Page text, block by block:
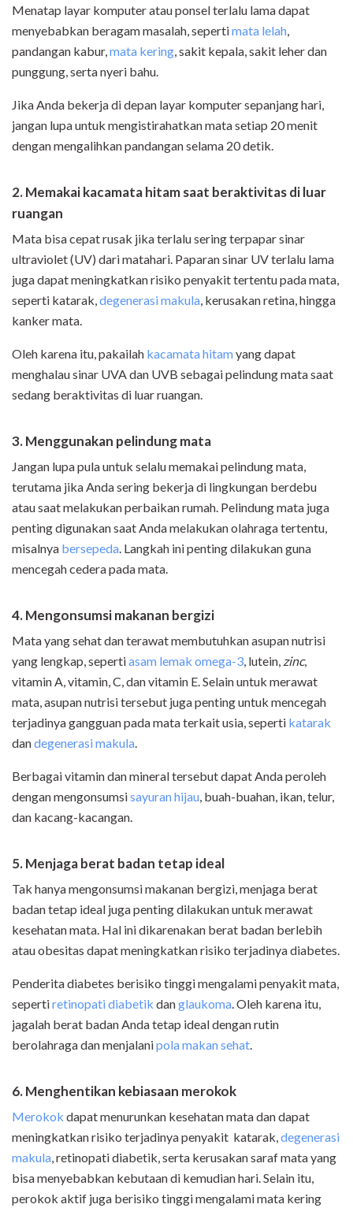
Menatap layar komputer atau ponsel terlalu lama dapat
menyebabkan beragam masalah, sepertimata lelah,
pandangan kabur,mata kering, sakit kepala, sakit leher dan
punggung, serta nyeri bahu.
Jika Anda bekerja di depan layar komputer sepanjang hari,
jangan lupa untuk mengistirahatkan mata setiap 20 menit
dengan mengalihkan pandangan selama 20 detik.
2. Memakai kacamata hitam saat beraktivitas di luar
ruangan
Mata bisa cepat rusak jika terlalu sering terpapar sinar
ultraviolet (UV) dari matahari. Paparan sinar UV terlalu lama
juga dapat meningkatkan risiko penyakit tertentu pada mata,
seperti katarak,degenerasi makula, kerusakan retina, hingga
kanker mata.
Oleh karena itu, pakailah kacamata hitamyang dapat
menghalau sinar UVA dan UVB sebagai pelindung mata saat
sedang beraktivitas di luar ruangan.
3. Menggunakan pelindung mata
Jangan lupa pula untuk selalu memakai pelindung mata,
terutama jika Anda sering bekerja di lingkungan berdebu
atau saat melakukan perbaikan rumah. Pelindung mata juga
penting digunakan saat Anda melakukan olahraga tertentu,
misalnya bersepeda. Langkah ini penting dilakukan guna
mencegah cedera pada mata.
4. Mengonsumsi makanan bergizi
Mata yang sehat dan terawat membutuhkan asupan nutrisi
yang lengkap, sepertiasam lemak omega-3, lutein, zinc,
vitamin A, vitamin, C, dan vitamin E. Selain untuk merawat
mata, asupan nutrisi tersebut juga penting untuk mencegah
terjadinya gangguan pada mata terkait usia, seperti katarak
dandegenerasi makula.
Berbagai vitamin dan mineral tersebut dapat Anda peroleh
dengan mengonsumsisayuran hijau, buah-buahan, ikan, telur,
dan kacang-kacangan.
5. Menjaga berat badan tetap ideal
Tak hanya mengonsumsi makanan bergizi, menjaga berat
badan tetap ideal juga penting dilakukan untuk merawat
kesehatan mata. Hal ini dikarenakan berat badan berlebih
atau obesitas dapat meningkatkan risiko terjadinya diabetes.
Penderita diabetes berisiko tinggi mengalami penyakit mata,
sepertiretinopati diabetik danglaukoma. Oleh karena itu,
jagalah berat badan Anda tetap ideal dengan rutin
berolahraga dan menjalanipola makan sehat.
6. Menghentikan kebiasaan merokok
Merokok dapat menurunkan kesehatan mata dan dapat
meningkatkan risiko terjadinya penyakit katarak,degenerasi
makula, retinopati diabetik, serta kerusakan saraf mata yang
bisa menyebabkan kebutaan di kemudian hari. Selain itu,
perokok aktif juga berisiko tinggi mengalami mata kering